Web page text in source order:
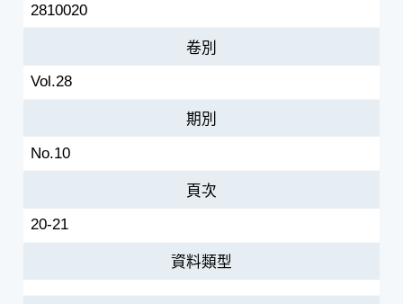
2810020
卷別
Vol.28
期別
No.10
頁次
20-21
資料類型